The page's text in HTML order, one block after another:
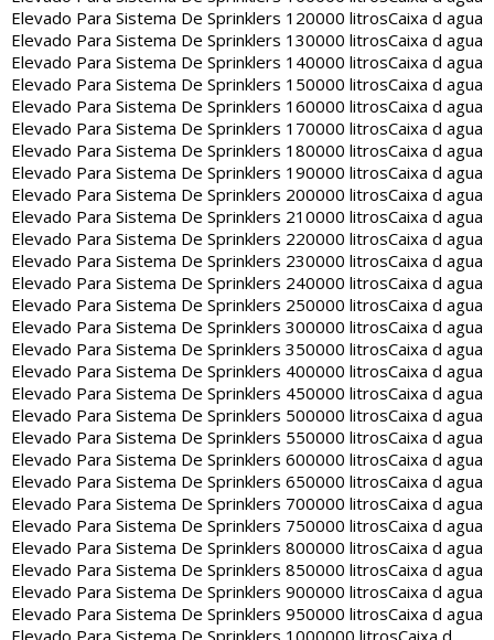
Elevado Para Sistema De Sprinklers 120000 litrosCaixa d agua
Elevado Para Sistema De Sprinklers 130000 litrosCaixa d agua
Elevado Para Sistema De Sprinklers 140000 litrosCaixa d agua
Elevado Para Sistema De Sprinklers 150000 litrosCaixa d agua
Elevado Para Sistema De Sprinklers 160000 litrosCaixa d agua
Elevado Para Sistema De Sprinklers 170000 litrosCaixa d agua
Elevado Para Sistema De Sprinklers 180000 litrosCaixa d agua
Elevado Para Sistema De Sprinklers 190000 litrosCaixa d agua
Elevado Para Sistema De Sprinklers 200000 litrosCaixa d agua
Elevado Para Sistema De Sprinklers 210000 litrosCaixa d agua
Elevado Para Sistema De Sprinklers 220000 litrosCaixa d agua
Elevado Para Sistema De Sprinklers 230000 litrosCaixa d agua
Elevado Para Sistema De Sprinklers 240000 litrosCaixa d agua
Elevado Para Sistema De Sprinklers 250000 litrosCaixa d agua
Elevado Para Sistema De Sprinklers 300000 litrosCaixa d agua
Elevado Para Sistema De Sprinklers 350000 litrosCaixa d agua
Elevado Para Sistema De Sprinklers 400000 litrosCaixa d agua
Elevado Para Sistema De Sprinklers 450000 litrosCaixa d agua
Elevado Para Sistema De Sprinklers 500000 litrosCaixa d agua
Elevado Para Sistema De Sprinklers 550000 litrosCaixa d agua
Elevado Para Sistema De Sprinklers 600000 litrosCaixa d agua
Elevado Para Sistema De Sprinklers 650000 litrosCaixa d agua
Elevado Para Sistema De Sprinklers 700000 litrosCaixa d agua
Elevado Para Sistema De Sprinklers 750000 litrosCaixa d agua
Elevado Para Sistema De Sprinklers 800000 litrosCaixa d agua
Elevado Para Sistema De Sprinklers 850000 litrosCaixa d agua
Elevado Para Sistema De Sprinklers 900000 litrosCaixa d agua
Elevado Para Sistema De Sprinklers 950000 litrosCaixa d agua